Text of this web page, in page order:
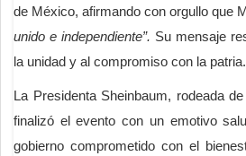
de México, afirmando con orgullo que
unido e independiente”. Su mensaje
la unidad y al compromiso con la patria.
La Presidenta Sheinbaum, rodeada
finalizó el evento con un emotivo
gobierno comprometido con el